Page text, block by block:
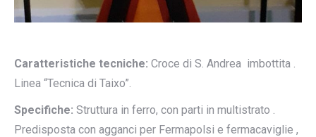
Caratteristiche tecniche: Croce di S. Andrea imbottita .
Linea “Tecnica di Taixo”.
Specifiche: Struttura in ferro, con parti in multistrato .
Predisposta con agganci per Fermapolsi e fermacaviglie ,